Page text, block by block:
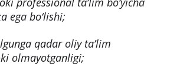
ega bo‘lishi;
qadar oliy ta’lim
olmayotganligi;